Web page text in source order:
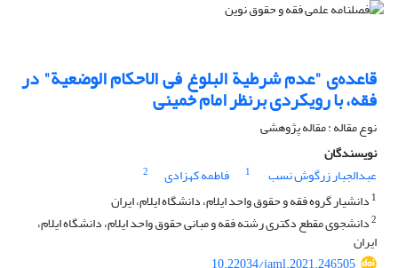
قاعده‌ی "عدم شرطیة البلوغ فی الاحکام الوضعیة" در
فقه، با رویکردی برنظر امام خمینی
نوع مقاله : مقاله پژوهشی
نویسندگان
عبدالجبار زرگوش نسب
1 فاطمه کهزادی
2
1 دانشیار گروه فقه و حقوق واحد ایلام، دانشگاه ایلام، ایران
2دانشجوی مقطع دکتری رشته فقه و مبانی حقوق واحد ایلام، دانشگاه ایلام،
ایران